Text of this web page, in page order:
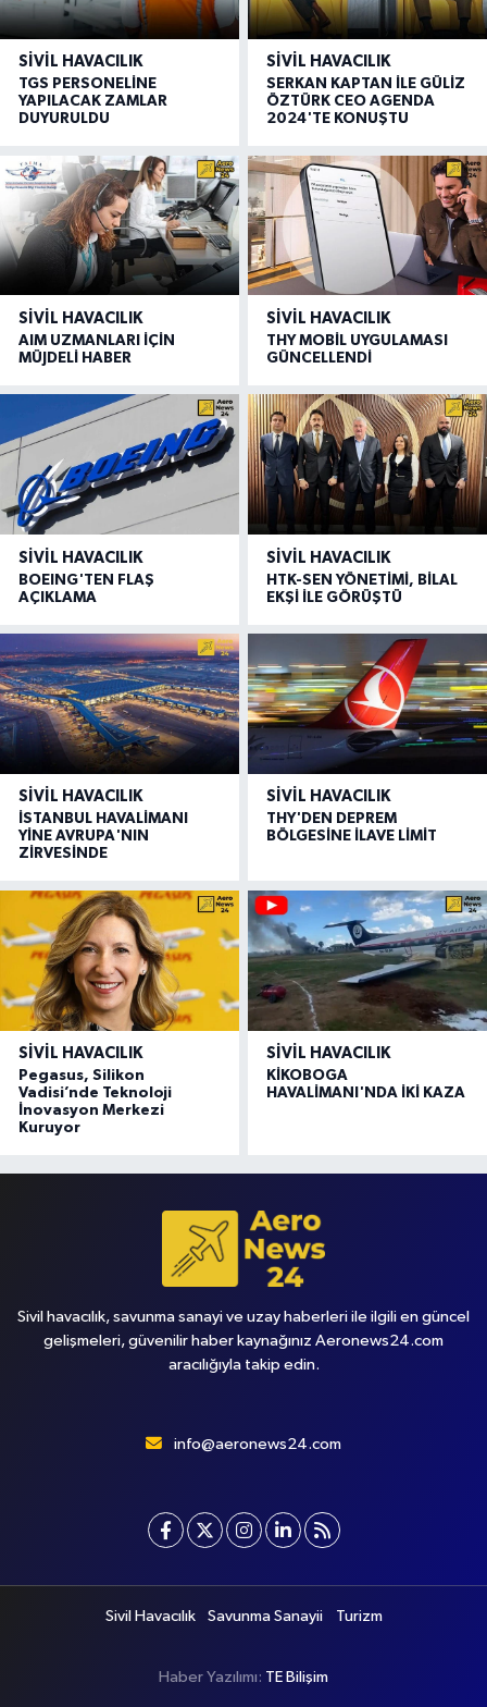
SIVIL HAVACILIK
TGS PERSONELİNE
YAPILACAK ZAMLAR
DUYURULDU
SIVIL HAVACILIK
SERKAN KAPTAN İLE GÜLİZ
ÖZTÜRK CEO AGENDA
2024'TE KONUŞTU
SIVIL HAVACILIK
AIM UZMANLARI İÇİN
MÜJDELİ HABER
SIVIL HAVACILIK
THY MOBİL UYGULAMASI
GÜNCELLENDİ
SIVIL HAVACILIK
BOEING'TEN FLAŞ
AÇIKLAMA
SIVIL HAVACILIK
HTK-SEN YÖNETİMİ, BİLAL
EKŞİ İLE GÖRÜŞTÜ
SIVIL HAVACILIK
İSTANBUL HAVALİMANI
YİNE AVRUPA'NIN
ZİRVESİNDE
SIVIL HAVACILIK
THY'DEN DEPREM
BÖLGESİNE İLAVE LİMİT
SIVIL HAVACILIK
Pegasus, Silikon
Vadisi’nde Teknoloji
İnovasyon Merkezi
Kuruyor
SIVIL HAVACILIK
KİKOBOGA
HAVALİMANI'NDA İKİ KAZA
Sivil havacılık, savunma sanayi ve uzay haberleri ile ilgili en güncel
gelişmeleri, güvenilir haber kaynağınız Aeronews24.com
aracılığıyla takip edin.
info@aeronews24.com
Sivil Havacılık Savunma Sanayii Turizm
Haber Yazılımı: TE Bilişim